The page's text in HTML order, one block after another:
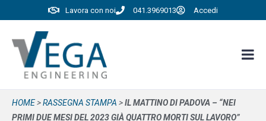
Lavora con noi 041.3969013 Accedi
HOME>RASSEGNA STAMPA >IL MATTINO DI PADOVA – “NEI
PRIMI DUE MESI DEL 2023 GIÀ QUATTRO MORTI SUL LAVORO”